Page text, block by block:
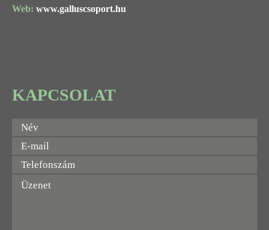
Web: www.galluscsoport.hu
KAPCSOLAT